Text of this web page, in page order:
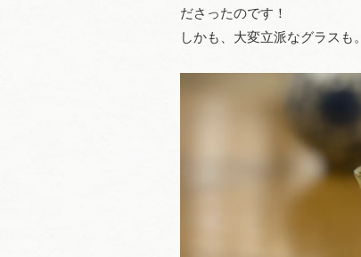
ださったのです！
しかも、大変立派なグラスも。